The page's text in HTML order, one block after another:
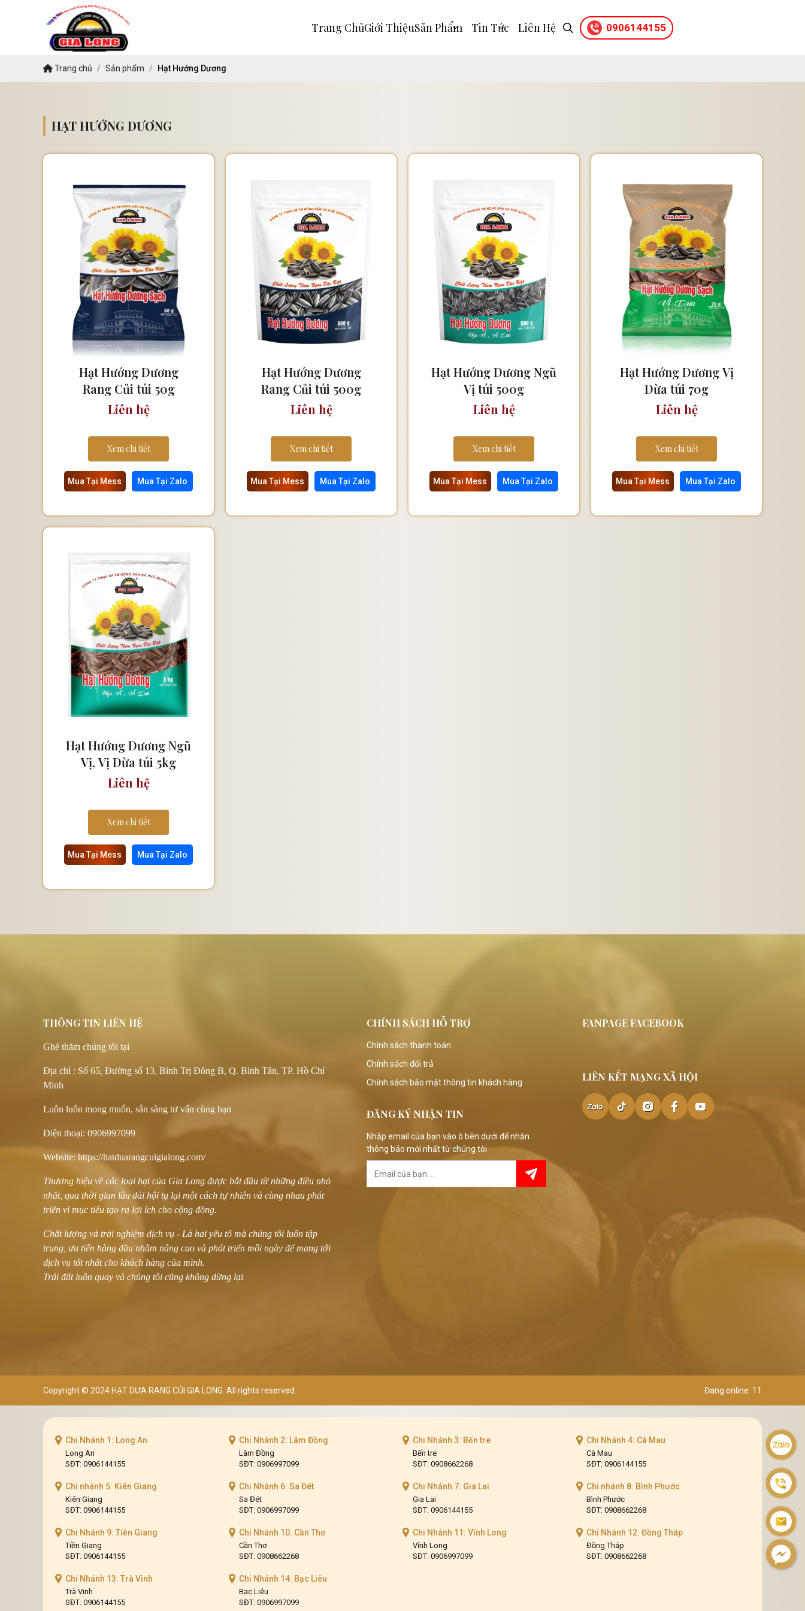
Trang ChủGiới ThiệuSản Phẩm Tin Tức Liên Hệ 0906144155
Trang chủ Sản phẩm Hạt Hướng Dương
HẠT HƯỚNG DƯƠNG
Hạt Hướng Dương
Rang Củi túi 50g
Liên hệ
Xem chi tiết
Mua Tại Mess Mua Tại Zalo
Hạt Hướng Dương
Rang Củi túi 500g
Liên hệ
Xem chi tiết
Mua Tại Mess Mua Tại Zalo
Hạt Hướng Dương Ngũ
Vị túi 500g
Liên hệ
Xem chi tiết
Mua Tại Mess Mua Tại Zalo
Hạt Hướng Dương Vị
Dừa túi 70g
Liên hệ
Xem chi tiết
Mua Tại Mess Mua Tại Zalo
Hạt Hướng Dương Ngũ
Vị, Vị Dừa túi 5kg
Liên hệ
Xem chi tiết
Mua Tại Mess Mua Tại Zalo
THÔNG TIN LIÊN HỆ
Ghé thăm chúng tôi tại
Địa chỉ : Số 65, Đường số 13, Bình Trị Đông B, Q. Bình Tân, TP. Hồ Chí
Minh
Luôn luôn mong muốn, sẵn sàng tư vấn cùng bạn
Điện thoại: 0906997099
Website: https://hatduarangcuigialong.com/
Thương hiệu về các loại hạt của Gia Long được bắt đầu từ những điều nhỏ
nhất, qua thời gian lâu dài hội tụ lại một cách tự nhiên và cùng nhau phát
triển vì mục tiêu tạo ra lợi ích cho cộng đồng.
Chất lượng và trải nghiệm dịch vụ - Là hai yếu tố mà chúng tôi luôn tập
trung, ưu tiên hàng đầu nhằm nâng cao và phát triển mỗi ngày để mang tới
dịch vụ tốt nhất cho khách hàng của mình.
Trái đất luôn quay và chúng tôi cũng không dừng lại
CHÍNH SÁCH HỖ TRỢ
Chính sách thanh toán
Chính sách đổi trả
Chính sách bảo mật thông tin khách hàng
ĐĂNG KÝ NHẬN TIN
Nhập email của bạn vào ô bên dưới để nhận
thông báo mới nhất từ chúng tôi
FANPAGE FACEBOOK
LIÊN KẾT MẠNG XÃ HỘI
Copyright © 2024 HẠT DƯA RANG CỦI GIA LONG . All rights reserved. Đang online: 11
Chi Nhánh 1: Long An
Long An
SĐT: 0906144155
Chi Nhánh 2: Lâm Đồng
Lâm Đồng
SĐT: 0906997099
Chi Nhánh 3: Bến tre
Bến tre
SĐT: 0908662268
Chi Nhánh 4: Cà Mau
Cà Mau
SĐT: 0906144155
Chi nhánh 5: Kiên Giang
Kiên Giang
SĐT: 0906144155
Chi Nhánh 6: Sa Đét
Sa Đét
SĐT: 0906997099
Chi Nhánh 7: Gia Lai
Gia Lai
SĐT: 0906144155
Chi nhánh 8: Bình Phước
Bình Phước
SĐT: 0908662268
Chi Nhánh 9: Tiền Giang
Tiền Giang
SĐT: 0906144155
Chi Nhánh 10: Cần Thơ
Cần Thơ
SĐT: 0908662268
Chi Nhánh 11: Vĩnh Long
Vĩnh Long
SĐT: 0906997099
Chi Nhánh 12: Đồng Tháp
Đồng Tháp
SĐT: 0908662268
Chi Nhánh 13: Trà Vinh
Trà Vinh
SĐT: 0906144155
Chi Nhánh 14: Bạc Liêu
Bạc Liêu
SĐT: 0906997099
Ngày hết hạn:
Điều kiện: